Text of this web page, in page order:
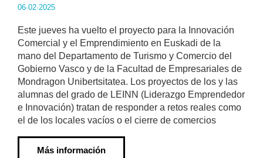
06·02·2025
Este jueves ha vuelto el proyecto para la Innovación
Comercial y el Emprendimiento en Euskadi de la
mano del Departamento de Turismo y Comercio del
Gobierno Vasco y de la Facultad de Empresariales de
Mondragon Unibertsitatea. Los proyectos de los y las
alumnas del grado de LEINN (Liderazgo Emprendedor
e Innovación) tratan de responder a retos reales como
el de los locales vacíos o el cierre de comercios
Más información